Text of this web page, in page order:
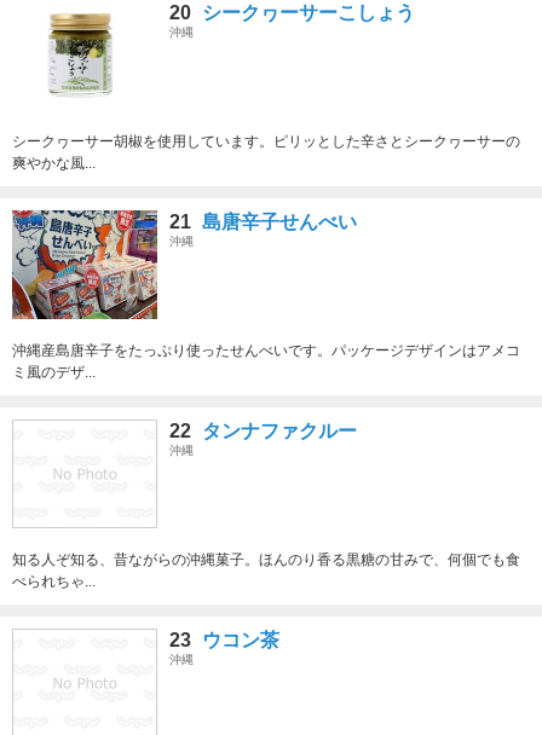
20 シークヮーサーこしょう
沖縄
シークヮーサー胡椒を使用しています。ピリッとした辛さとシークヮーサーの
爽やかな風...
21 島唐辛子せんべい
沖縄
沖縄産島唐辛子をたっぷり使ったせんべいです。パッケージデザインはアメコ
ミ風のデザ...
22 タンナファクルー
沖縄
知る人ぞ知る、昔ながらの沖縄菓子。ほんのり香る黒糖の甘みで、何個でも食
べられちゃ...
23 ウコン茶
沖縄